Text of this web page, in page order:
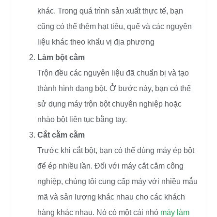
khác. Trong quá trình sản xuất thực tế, bạn
cũng có thể thêm hạt tiêu, quế và các nguyên
liệu khác theo khẩu vị địa phương
Làm bột cằm
Trộn đều các nguyên liệu đã chuẩn bị và tạo
thành hình dạng bột. Ở bước này, bạn có thể
sử dụng máy trộn bột chuyên nghiệp hoặc
nhào bột liên tục bằng tay.
Cắt cằm cằm
Trước khi cắt bột, bạn có thể dùng máy ép bột
để ép nhiều lần. Đối với máy cắt cằm công
nghiệp, chúng tôi cung cấp máy với nhiều mẫu
mã và sản lượng khác nhau cho các khách
hàng khác nhau. Nó có một cái nhỏ máy làm